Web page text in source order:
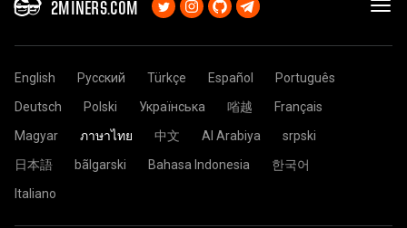
2MINERS.COM
English Русский Türkçe Español
Português
Deutsch
Polski Українська 㗂越
Français
Magyar
ภาษาไทย 中文 Al Arabiya
srpski
日本語
bãlgarski Bahasa Indonesia
한국어
Italiano